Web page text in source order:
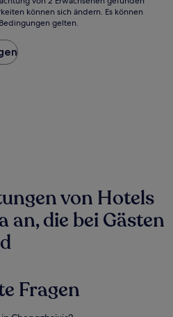
können sich ändern. Es können
gelten.
von Hotels
an, die bei Gästen
Fragen